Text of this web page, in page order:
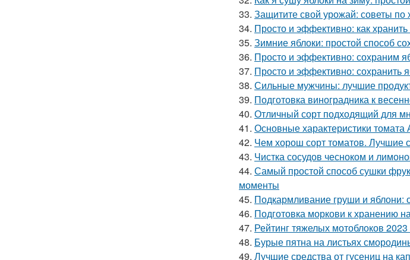
33. Защитите свой урожай: советы
34. Просто и эффективно: как
35. Зимние яблоки: простой способ
36. Просто и эффективно: сохраним
37. Просто и эффективно: сохранить
38. Сильные мужчины: лучшие
39. Подготовка виноградника к
40. Отличный сорт подходящий для
41. Основные характеристики
42. Чем хорош сорт томатов. Лучшие
43. Чистка сосудов чесноком и
44. Самый простой способ сушки
моменты
45. Подкармливание груши и
46. Подготовка моркови к хранению
47. Рейтинг тяжелых мотоблоков
48. Бурые пятна на листьях
49. Лучшие средства от гусениц на